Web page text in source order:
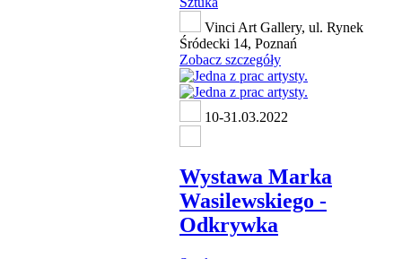
Vinci Art Gallery, ul. Rynek
Śródecki 14, Poznań
Zobacz szczegóły
10-31.03.2022
Wystawa Marka
Wasilewskiego -
Odkrywka